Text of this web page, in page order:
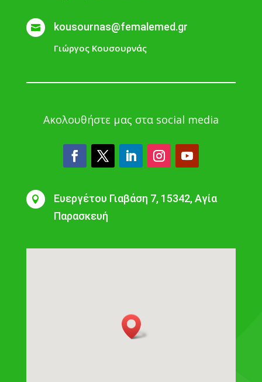
 kousournas@femalemed.gr
Γιώργος Κουσουρνάς
Ακολουθήστε μας στα social media

Ευεργέτου Γιαβάση 7, 15342, Αγία
Παρασκευή